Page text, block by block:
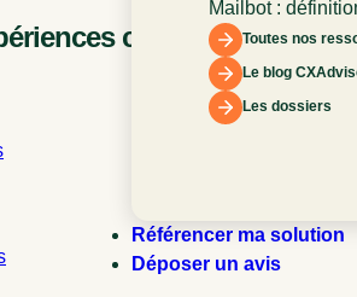
Mailbot :
fonctionnement
l’expérience
Toutes nos
Le blog
Les dossiers
Référencer ma solution
Déposer un avis
collaborateur et